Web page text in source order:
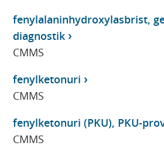
fenylalaninhydroxylasbrist,
diagnostik
CMMS
fenylketonuri
CMMS
fenylketonuri (PKU), PKU-
CMMS